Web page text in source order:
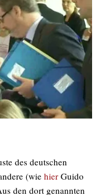
des deutschen
(wie hier Guido
den dort genannten